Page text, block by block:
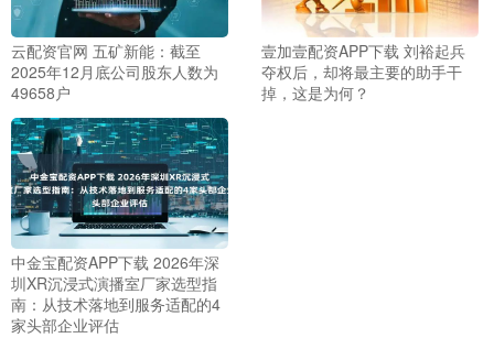
云配资官网 五矿新能：截至
2025年12月底公司股东人数为
49658户
壹加壹配资APP下载 刘裕起兵
夺权后，却将最主要的助手干
掉，这是为何？
中金宝配资APP下载 2026年深
圳XR沉浸式演播室厂家选型指
南：从技术落地到服务适配的4
家头部企业评估